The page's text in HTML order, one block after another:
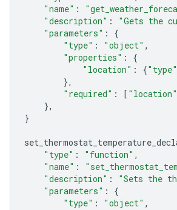
"name" :
"description" :
"Gets the
"parameters" :
{
"type" : "object" ,
"properties" :
{
"location" : {"type"
},
"required" : [ "location"
},
}
"type" : "function" ,
"name" :
"description" :
"Sets the
"parameters" :
{
"type" : "object" ,